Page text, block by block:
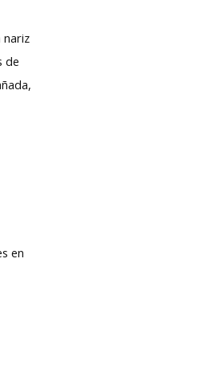
nariz
de
en